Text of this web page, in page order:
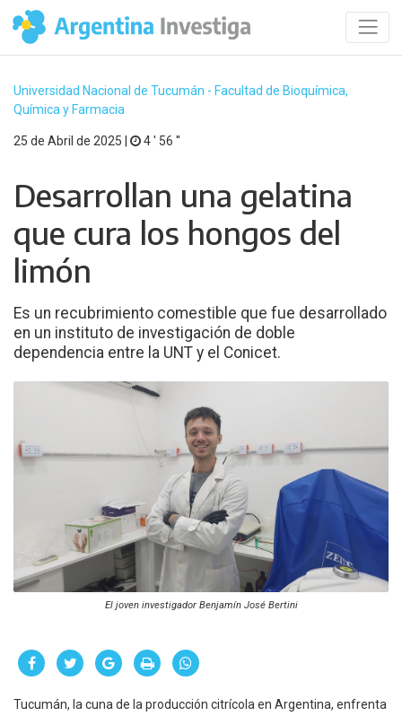
Universidad Nacional de Tucumán - Facultad de Bioquímica,
Química y Farmacia
25 de Abril de 2025 | 4 ′ 56 ′′
Desarrollan una gelatina
que cura los hongos del
limón
Es un recubrimiento comestible que fue desarrollado
en un instituto de investigación de doble
dependencia entre la UNT y el Conicet.
El joven investigador Benjamín José Bertini
Tucumán, la cuna de la producción citrícola en Argentina, enfrenta